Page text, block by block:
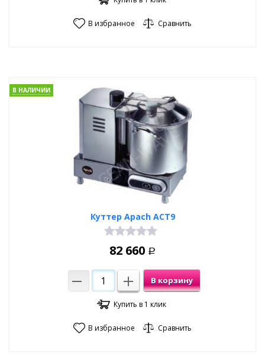
В избранное Сравнить
Куттер Apach ACT9
В НАЛИЧИИ
82 660 Р
В корзину
Купить в 1 клик
В избранное Сравнить